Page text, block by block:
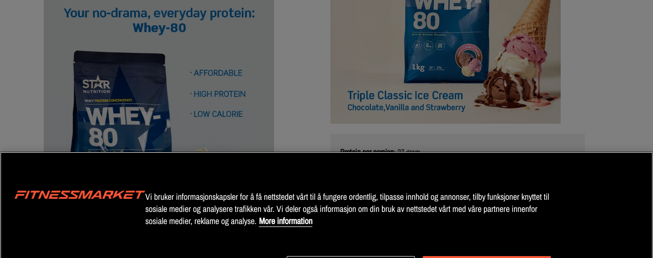
Protein per porsjon: 27 gram
Informasjon:Tenk på viktigheten av et mangesidig og balansert kosthold og en
Vi bruker informasjonskapsler for å få nettstedet vårt til å fungere ordentlig, tilpasse innhold og annonser, tilby funksjoner knyttet til
sosiale medier og analysere trafikken vår. Vi deler også informasjon om din bruk av nettstedet vårt med våre partnere innenfor
sosiale medier, reklame og analyse. More information